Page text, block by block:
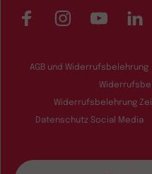
FacebookInstagramYouTube
AGB und Widerrufsbelehrung
Widerrufsbelehrung
Datenschutz Social Media